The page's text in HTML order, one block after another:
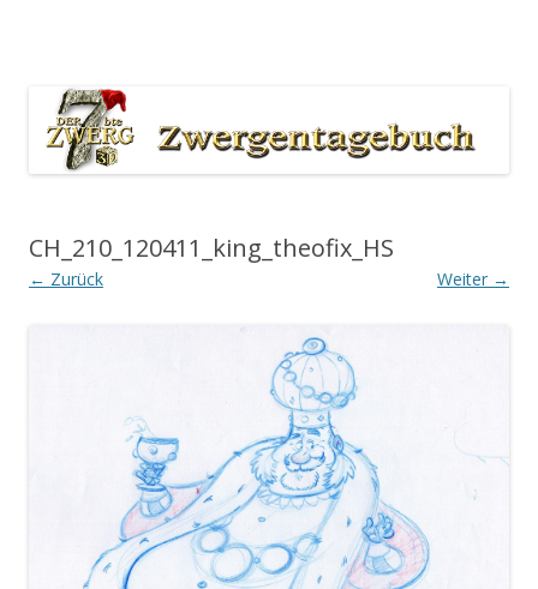
CH_210_120411_king_theofix_HS
← Zurück Weiter →